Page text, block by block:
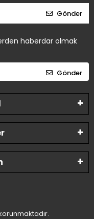
Gönder
haberdar olmak
Gönder